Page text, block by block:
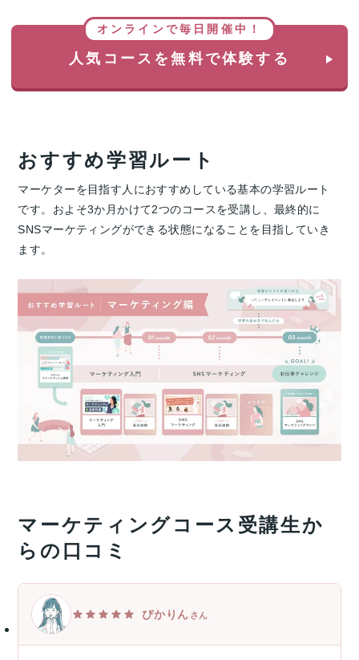
オンラインで毎日開催中！
人気コースを無料で体験する
おすすめ学習ルート
マーケターを目指す人におすすめしている基本の学習ルート
です。およそ3か月かけて2つのコースを受講し、最終的に
SNSマーケティングができる状態になることを目指していき
ます。
マーケティングコース受講生か
らの口コミ
ぴかりん さん